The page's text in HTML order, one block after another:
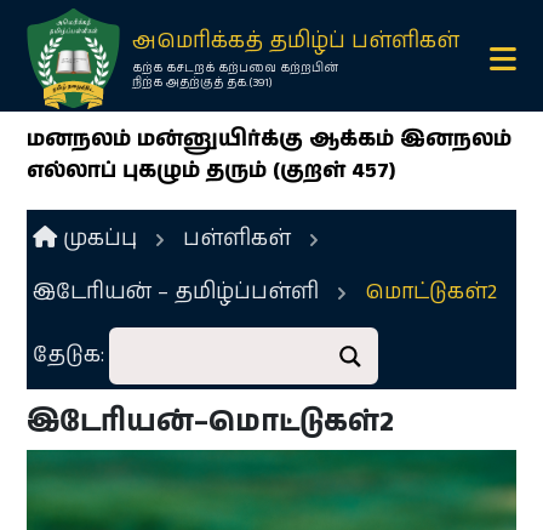
அமெரிக்கத் தமிழ்ப் பள்ளிகள்
கற்க கசடறக் கற்பவை கற்றபின்
நிற்க அதற்குத் தக.(391)
×
மனநலம் மன்னுயிர்க்கு ஆக்கம் இனநலம்
எல்லாப் புகழும் தரும் (குறள் 457)
முகப்பு
பள்ளிகள்
இடேரியன் – தமிழ்ப்பள்ளி
மொட்டுகள்2
தேடுக:
இடேரியன்–மொட்டுகள்2